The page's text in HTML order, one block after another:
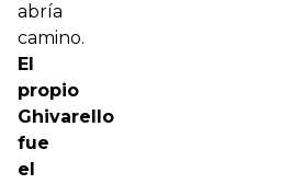
abría
camino.
El
propio
Ghivarello
fue
el